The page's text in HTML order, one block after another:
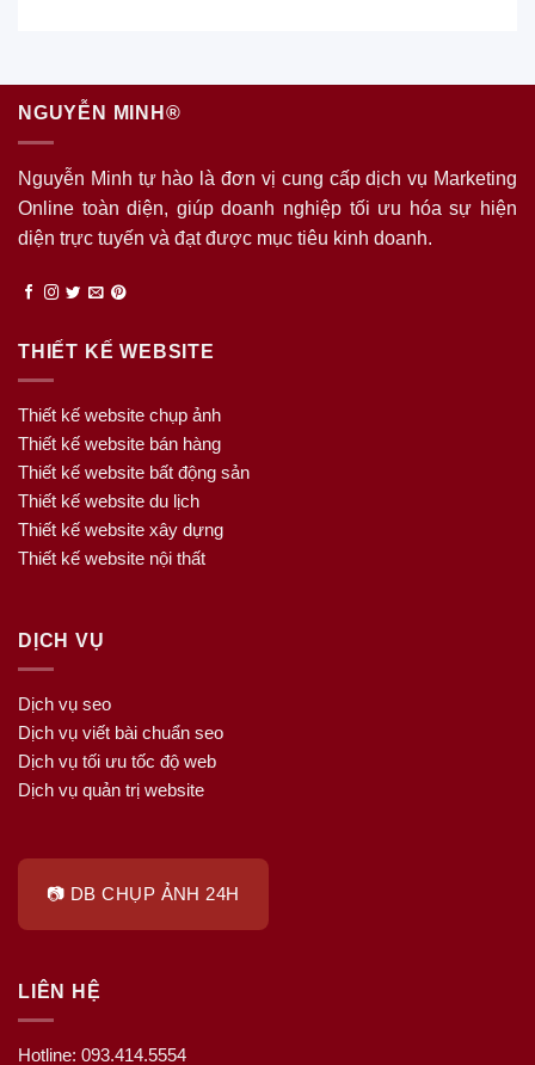
NGUYỄN MINH®
Nguyễn Minh tự hào là đơn vị cung cấp dịch vụ Marketing
Online toàn diện, giúp doanh nghiệp tối ưu hóa sự hiện
diện trực tuyến và đạt được mục tiêu kinh doanh.
THIẾT KẾ WEBSITE
Thiết kế website chụp ảnh
Thiết kế website bán hàng
Thiết kế website bất động sản
Thiết kế website du lịch
Thiết kế website xây dựng
Thiết kế website nội thất
DỊCH VỤ
Dịch vụ seo
Dịch vụ viết bài chuẩn seo
Dịch vụ tối ưu tốc độ web
Dịch vụ quản trị website
📷 DB CHỤP ẢNH 24H
LIÊN HỆ
Hotline: 093.414.5554